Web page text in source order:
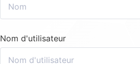
Nom d'utilisateur